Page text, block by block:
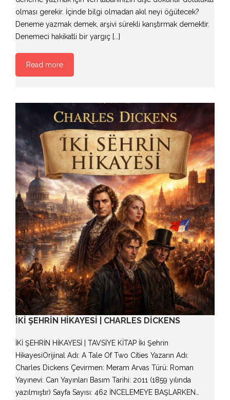
olması gerekir. İçinde bilgi olmadan akıl neyi öğütecek?
Deneme yazmak demek, arşivi sürekli karıştırmak demektir.
Denemeci hakikatli bir yargıç [...]
Read more
İKI ŞEHRIN HIKAYESI | CHARLES DICKENS
İKİ ŞEHRİN HİKAYESİ | TAVSİYE KİTAP İki Şehrin
HikayesiOrijinal Adı: A Tale Of Two Cities Yazarın Adı:
Charles Dickens Çevirmen: Meram Arvas Türü: Roman
Yayınevi: Can Yayınları Basım Tarihi: 2011 (1859 yılında
yazılmıştır) Sayfa Sayısı: 462 İNCELEMEYE BAŞLARKEN…